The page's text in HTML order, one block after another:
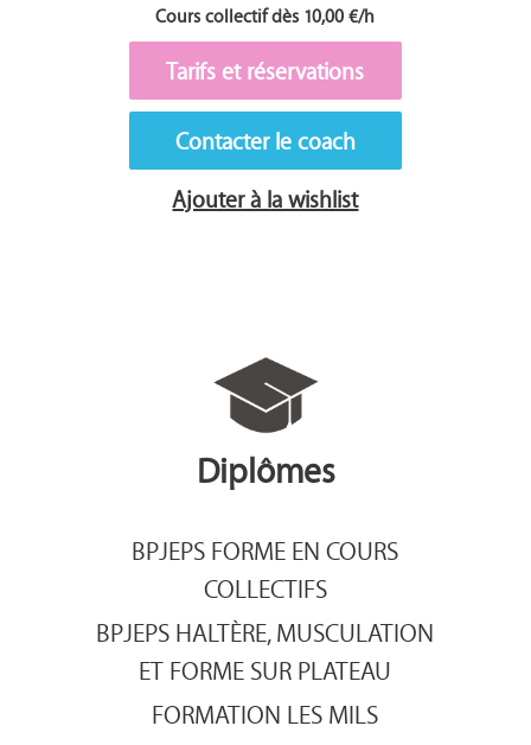
Cours collectif dès 10,00 €/h
Tarifs et réservations
Contacter le coach
Ajouter à la wishlist
Diplômes
BPJEPS FORME EN COURS
COLLECTIFS
BPJEPS HALTÈRE, MUSCULATION
ET FORME SUR PLATEAU
FORMATION LES MILS